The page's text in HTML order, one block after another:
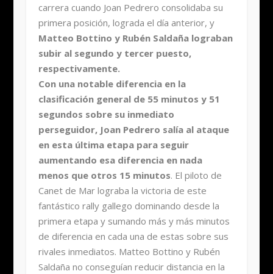
carrera cuando Joan Pedrero consolidaba su
primera posición, lograda el día anterior, y
Matteo Bottino y Rubén Saldaña lograban
subir al segundo y tercer puesto,
respectivamente.
Con una notable diferencia en la
clasificación general de 55 minutos y 51
segundos sobre su inmediato
perseguidor, Joan Pedrero salía al ataque
en esta última etapa para seguir
aumentando esa diferencia en nada
menos que otros 15 minutos. El piloto de
Canet de Mar lograba la victoria de este
fantástico rally gallego dominando desde la
primera etapa y sumando más y más minutos
de diferencia en cada una de estas sobre sus
rivales inmediatos. Matteo Bottino y Rubén
Saldaña no conseguían reducir distancia en la